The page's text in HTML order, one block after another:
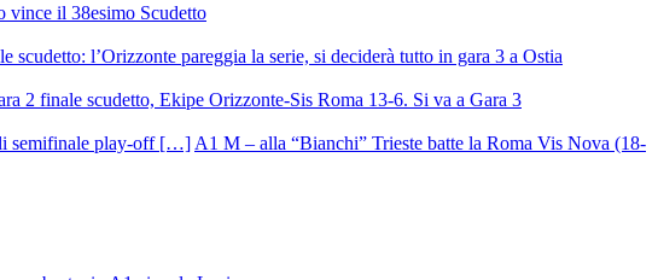
vince il 38esimo Scudetto
scudetto: l’Orizzonte pareggia la serie, si deciderà tutto in gara 3 a Ostia
2 finale scudetto, Ekipe Orizzonte-Sis Roma 13-6. Si va a Gara 3
A1 M – alla “Bianchi” Trieste batte la Roma Vis Nova (18-